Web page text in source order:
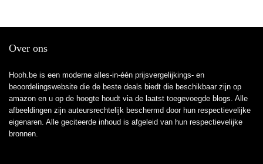
Over ons
Hooh.be is een moderne alles-in-één prijsvergelijkings- en
beoordelingswebsite die de beste deals biedt die beschikbaar zijn op
amazon en u op de hoogte houdt via de laatst toegevoegde blogs. Alle
afbeeldingen zijn auteursrechtelijk beschermd door hun respectievelijke
eigenaren. Alle geciteerde inhoud is afgeleid van hun respectievelijke
bronnen.